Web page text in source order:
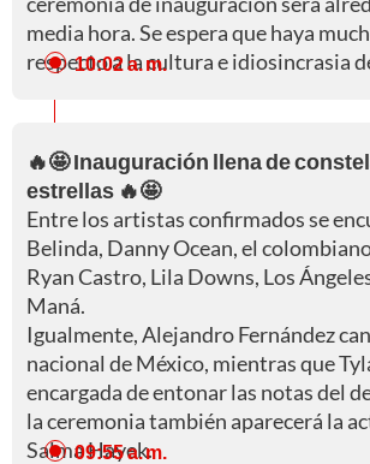
media hora. Se espera que haya
respecto a la cultura e idiosincrasia
10:02 a. m.
🔥🤩 Inauguración llena de
estrellas 🔥🤩
Entre los artistas confirmados se
Belinda, Danny Ocean, el
Ryan Castro, Lila Downs, Los
Maná.
Igualmente, Alejandro Fernández
nacional de México, mientras que
encargada de entonar las notas del
la ceremonia también aparecerá la
Salma Hayek.
09:55 a. m.